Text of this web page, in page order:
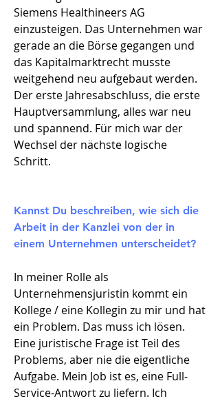
Siemens Healthineers AG
einzusteigen. Das Unternehmen war
gerade an die Börse gegangen und
das Kapitalmarktrecht musste
weitgehend neu aufgebaut werden.
Der erste Jahresabschluss, die erste
Hauptversammlung, alles war neu
und spannend. Für mich war der
Wechsel der nächste logische
Schritt.
Kannst Du beschreiben, wie sich die
Arbeit in der Kanzlei von der in
einem Unternehmen unterscheidet?
In meiner Rolle als
Unternehmensjuristin kommt ein
Kollege / eine Kollegin zu mir und hat
ein Problem. Das muss ich lösen.
Eine juristische Frage ist Teil des
Problems, aber nie die eigentliche
Aufgabe. Mein Job ist es, eine Full-
Service-Antwort zu liefern. Ich